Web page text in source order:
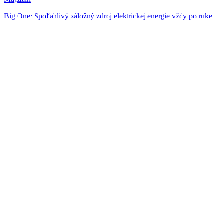
Big One: Spoľahlivý záložný zdroj elektrickej energie vždy po ruke